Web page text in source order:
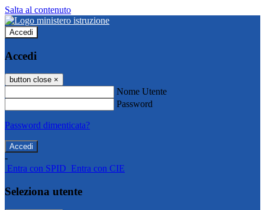
Salta al contenuto
Accedi
Accedi
button close ×
Nome Utente
Password
Password dimenticata?
-
Entra con SPID Entra con CIE
Seleziona utente